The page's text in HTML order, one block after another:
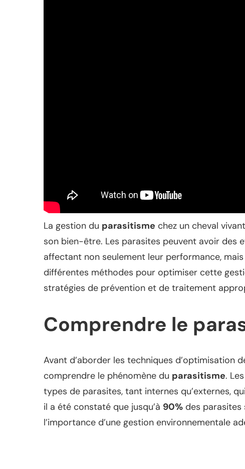
La gestion du parasitisme chez un cheval
son bien-être. Les parasites peuvent avoir des
affectant non seulement leur performance,
différentes méthodes pour optimiser cette
stratégies de prévention et de traitement
Comprendre le
Avant d’aborder les techniques d’optimisation
comprendre le phénomène du parasitisme.
types de parasites, tant internes qu’externes,
il a été constaté que jusqu’à 90% des parasites
l’importance d’une gestion environnementale